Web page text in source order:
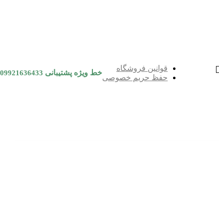
قوانین فروشگاه
حفظ حریم خصوصی
خط ویژه پشتیبانی 09921636433